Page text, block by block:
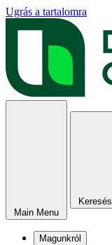
Ugrás a tartalomra
Main Menu
Keresés
Magunkról